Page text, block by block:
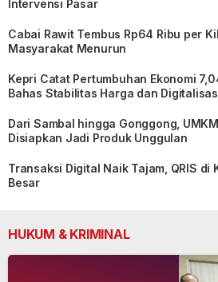
Intervensi Pasar
Cabai Rawit Tembus Rp64 Ribu per
Masyarakat Menurun
Kepri Catat Pertumbuhan Ekonomi
Bahas Stabilitas Harga dan
Dari Sambal hingga Gonggong,
Disiapkan Jadi Produk Unggulan
Transaksi Digital Naik Tajam, QRIS di
Besar
HUKUM & KRIMINAL